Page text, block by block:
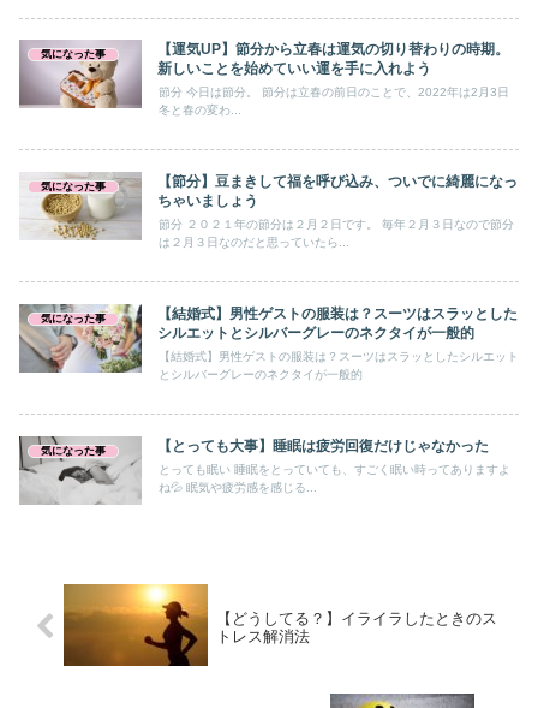
気になった事
【運気UP】節分から立春は運気の切り替わりの時期。
新しいことを始めていい運を手に入れよう
節分 今日は節分。 節分は立春の前日のことで、2022年は2月3日
冬と春の変わ...
気になった事
【節分】豆まきして福を呼び込み、ついでに綺麗になっ
ちゃいましょう
節分 ２０２１年の節分は２月２日です。 毎年２月３日なので節分
は２月３日なのだと思っていたら...
気になった事
【結婚式】男性ゲストの服装は？スーツはスラッとした
シルエットとシルバーグレーのネクタイが一般的
【結婚式】男性ゲストの服装は？スーツはスラッとしたシルエット
とシルバーグレーのネクタイが一般的
気になった事 【とっても大事】睡眠は疲労回復だけじゃなかった
とっても眠い 睡眠をとっていても、すごく眠い時ってありますよ
ね💦 眠気や疲労感を感じる...
【どうしてる？】イライラしたときのス
トレス解消法